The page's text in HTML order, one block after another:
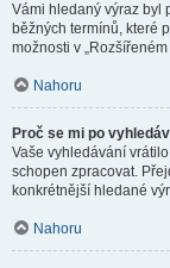
Vámi hledaný výraz byl
běžných termínů, které
možnosti v
Nahoru
Proč se mi po
Vaše vyhledávání
schopen zpracovat.
konkrétnější hledané
Nahoru